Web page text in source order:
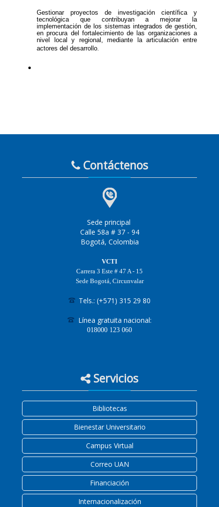
Gestionar proyectos de investigación científica y
tecnológica que contribuyan a mejorar la
implementación de los sistemas integrados de gestión,
en procura del fortalecimiento de las organizaciones a
nivel local y regional, mediante la articulación entre
actores del desarrollo.
Contáctenos
Sede principal
Calle 58a # 37 - 94
Bogotá, Colombia
VCTI
Carrera 3 Este # 47 A - 15
Sede Bogotá, Circunvalar
Tels.: (+571) 315 29 80
Línea gratuita nacional:
018000 123 060
Servicios
Bibliotecas
Bienestar Universitario
Campus Virtual
Correo UAN
Financiación
Internacionalización